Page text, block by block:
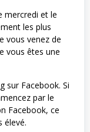
mercredi et le
les plus
vous venez de
vous êtes une
sur Facebook. Si
par le
Facebook, ce
élevé.